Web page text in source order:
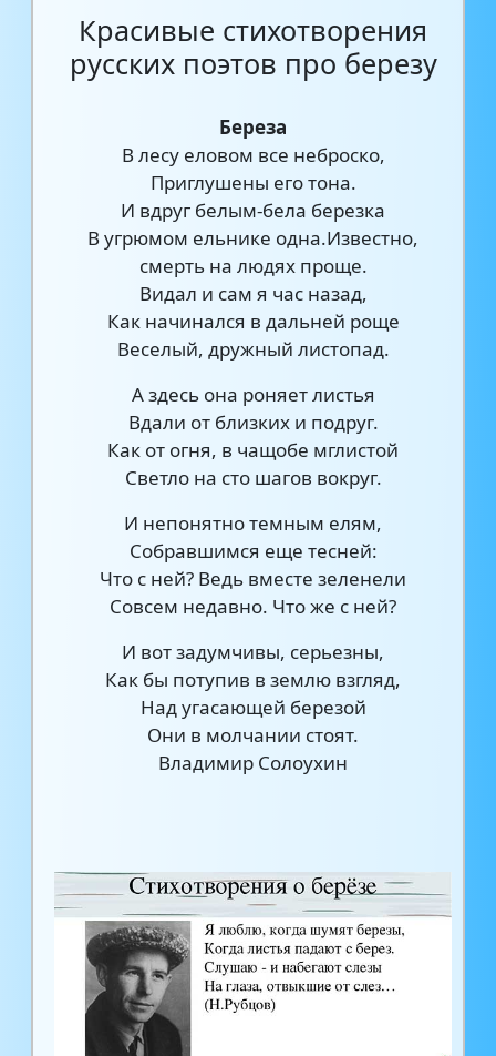
Красивые стихотворения
русских поэтов про березу
Береза
В лесу еловом все неброско,
Приглушены его тона.
И вдруг белым-бела березка
В угрюмом ельнике одна.Известно,
смерть на людях проще.
Видал и сам я час назад,
Как начинался в дальней роще
Веселый, дружный листопад.
А здесь она роняет листья
Вдали от близких и подруг.
Как от огня, в чащобе мглистой
Светло на сто шагов вокруг.
И непонятно темным елям,
Собравшимся еще тесней:
Что с ней? Ведь вместе зеленели
Совсем недавно. Что же с ней?
И вот задумчивы, серьезны,
Как бы потупив в землю взгляд,
Над угасающей березой
Они в молчании стоят.
Владимир Солоухин